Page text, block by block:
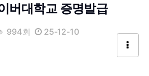
버대학교 증명발급
994회 25-12-10